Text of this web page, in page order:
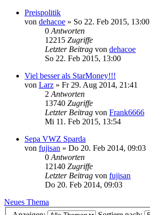
Preispolitik
von dehacoe » So 22. Feb 2015, 13:00
0 Antworten
12215 Zugriffe
Letzter Beitrag von dehacoe
So 22. Feb 2015, 13:00
Viel besser als StarMoney!!!
von Larz » Fr 29. Aug 2014, 21:41
2 Antworten
13740 Zugriffe
Letzter Beitrag von Frank6666
Mi 11. Feb 2015, 13:54
Sepa VWZ Sparda
von fujisan » Do 20. Feb 2014, 09:03
0 Antworten
12140 Zugriffe
Letzter Beitrag von fujisan
Do 20. Feb 2014, 09:03
Neues Thema